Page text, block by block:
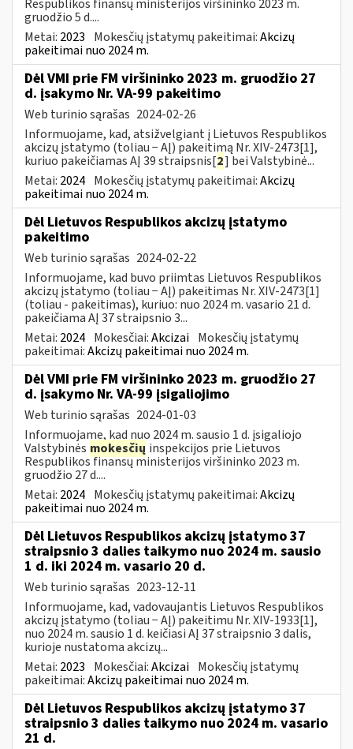
Respublikos finansų ministerijos viršininko 2023 m.
gruodžio 5 d....
Metai: 2023 Mokesčių įstatymų pakeitimai:Akcizų
pakeitimai nuo 2024 m.
Dėl VMI prie FM viršininko 2023 m. gruodžio 27
d. įsakymo Nr. VA-99 pakeitimo
Web turinio sąrašas 2024-02-26
Informuojame, kad, atsižvelgiant į Lietuvos Respublikos
akcizų įstatymo (toliau − AĮ) pakeitimą Nr. XIV-2473[1],
kuriuo pakeičiamas AĮ 39 straipsnis[2] bei Valstybinė...
Metai: 2024 Mokesčių įstatymų pakeitimai:Akcizų
pakeitimai nuo 2024 m.
Dėl Lietuvos Respublikos akcizų įstatymo
pakeitimo
Web turinio sąrašas 2024-02-22
Informuojame, kad buvo priimtas Lietuvos Respublikos
akcizų įstatymo (toliau − AĮ) pakeitimas Nr. XIV-2473[1]
(toliau - pakeitimas), kuriuo: nuo 2024 m. vasario 21 d.
pakeičiama AĮ 37 straipsnio 3...
Metai: 2024 Mokesčiai:Akcizai Mokesčių įstatymų
pakeitimai:Akcizų pakeitimai nuo 2024 m.
Dėl VMI prie FM viršininko 2023 m. gruodžio 27
d. įsakymo Nr. VA-99 įsigaliojimo
Web turinio sąrašas 2024-01-03
Informuojame, kad nuo 2024 m. sausio 1 d. įsigaliojo
Valstybinės mokesčių inspekcijos prie Lietuvos
Respublikos finansų ministerijos viršininko 2023 m.
gruodžio 27 d....
Metai: 2024 Mokesčių įstatymų pakeitimai:Akcizų
pakeitimai nuo 2024 m.
Dėl Lietuvos Respublikos akcizų įstatymo 37
straipsnio 3 dalies taikymo nuo 2024 m. sausio
1 d. iki 2024 m. vasario 20 d.
Web turinio sąrašas 2023-12-11
Informuojame, kad, vadovaujantis Lietuvos Respublikos
akcizų įstatymo (toliau − AĮ) pakeitimu Nr. XIV-1933[1],
nuo 2024 m. sausio 1 d. keičiasi AĮ 37 straipsnio 3 dalis,
kurioje nustatoma akcizų...
Metai: 2023 Mokesčiai:Akcizai Mokesčių įstatymų
pakeitimai:Akcizų pakeitimai nuo 2024 m.
Dėl Lietuvos Respublikos akcizų įstatymo 37
straipsnio 3 dalies taikymo nuo 2024 m. vasario
21 d.